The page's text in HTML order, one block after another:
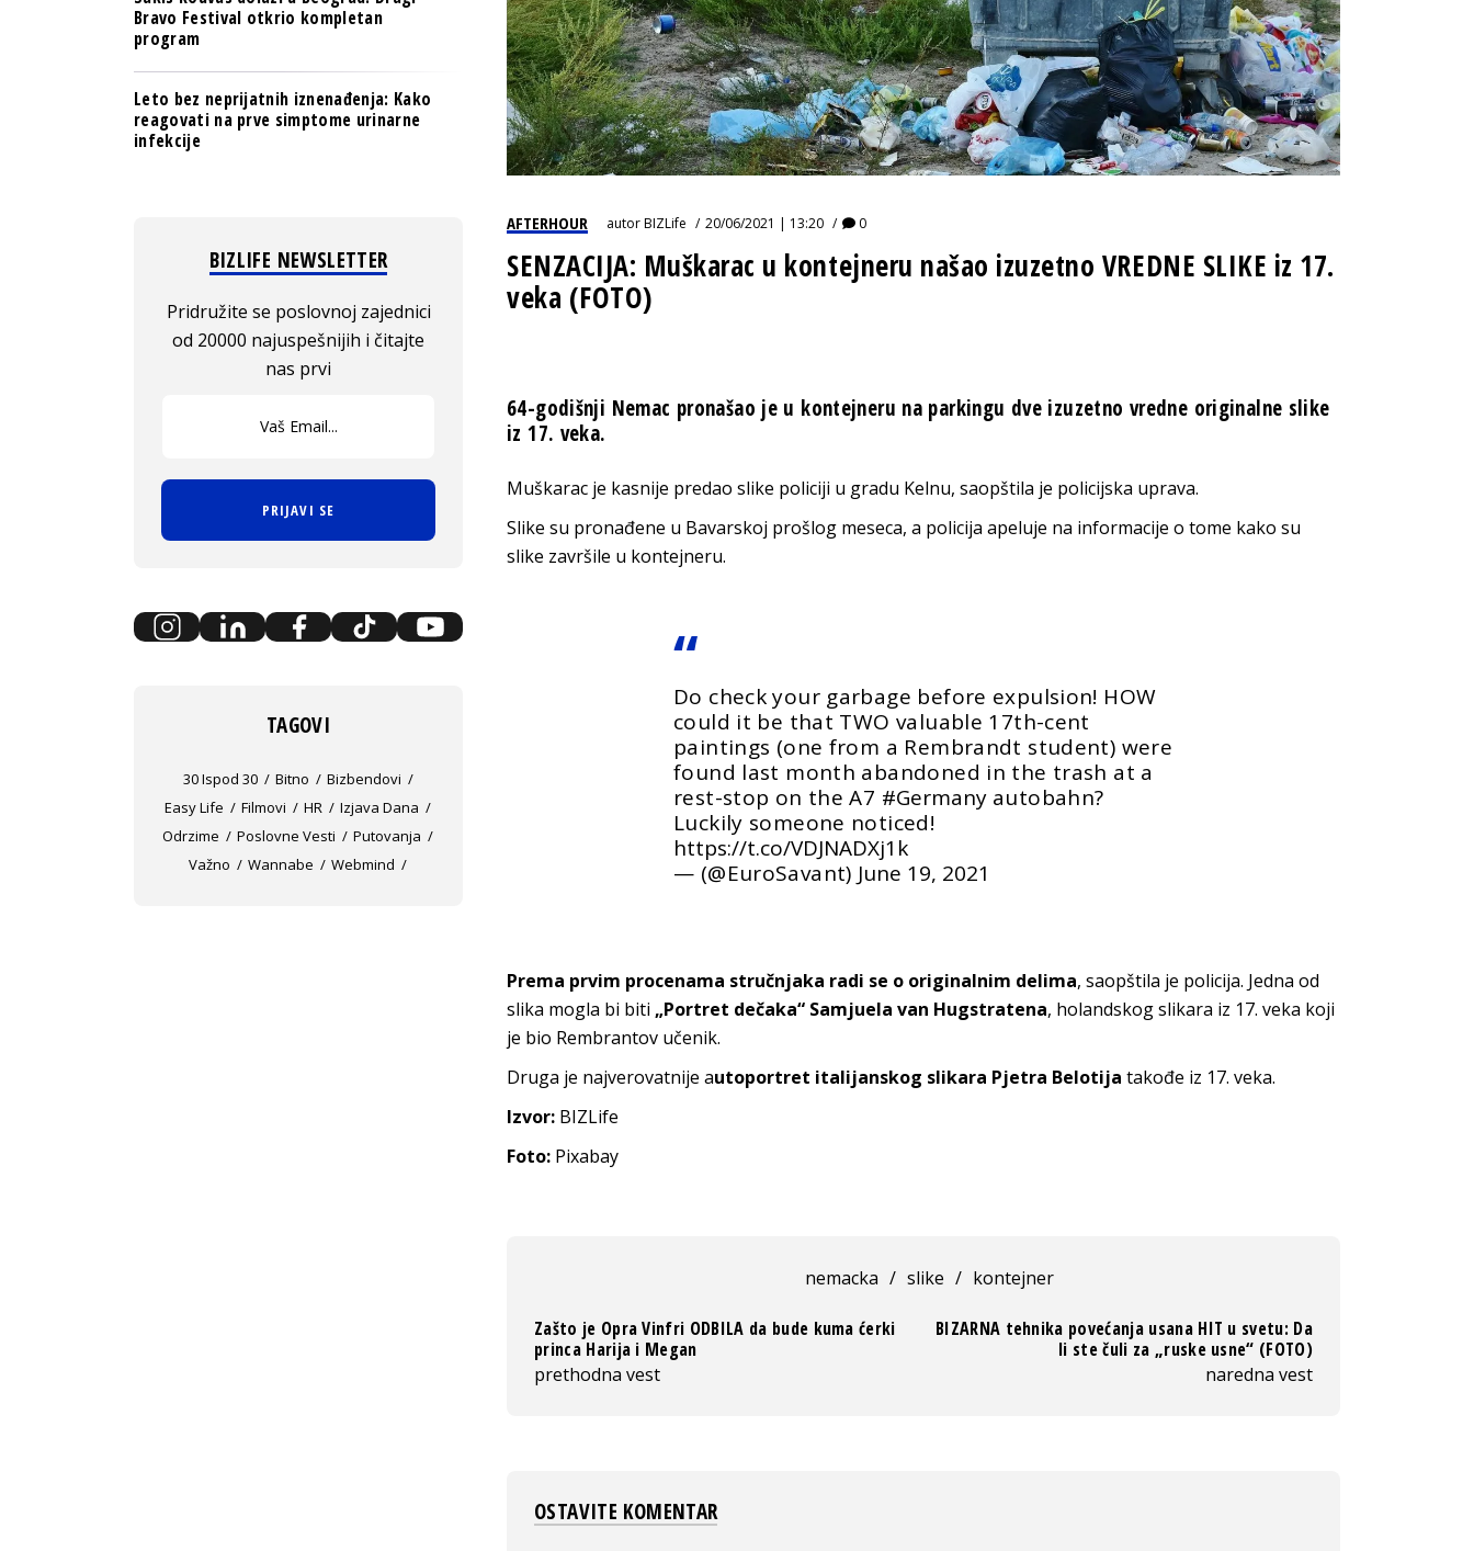
AFTERHOUR autorBIZLife 20/06/2021 | 13:20 0
SENZACIJA: Muškarac u kontejneru našao izuzetno VREDNE SLIKE iz 17.
veka (FOTO)
64-godišnji Nemac pronašao je u kontejneru na parkingu dve izuzetno vredne originalne slike
iz 17. veka.
Muškarac je kasnije predao slike policiji u gradu Kelnu, saopštila je policijska uprava.
Slike su pronađene u Bavarskoj prošlog meseca, a policija apeluje na informacije o tome kako su
slike završile u kontejneru.
Do check your garbage before expulsion! HOW
could it be that TWO valuable 17th-cent
paintings (one from a Rembrandt student) were
found last month abandoned in the trash at a
rest-stop on the A7 #Germanyautobahn?
Luckily someone noticed!
https://t.co/VDJNADXj1k
— (@EuroSavant) June 19, 2021
Prema prvim procenama stručnjaka radi se o originalnim delima, saopštila je policija. Jedna od
slika mogla bi biti „Portret dečaka“ Samjuela van Hugstratena, holandskog slikara iz 17. veka koji
je bio Rembrantov učenik.
Druga je najverovatnije autoportret italijanskog slikara Pjetra Belotija takođe iz 17. veka.
Izvor: BIZLife
Foto: Pixabay
nemacka / slike / kontejner
Zašto je Opra Vinfri ODBILA da bude kuma ćerki
princa Harija i Megan
prethodna vest
BIZARNA tehnika povećanja usana HIT u svetu: Da
li ste čuli za „ruske usne“ (FOTO)
naredna vest
OSTAVITE KOMENTAR
Bravo Festival otkrio kompletan
program
Leto bez neprijatnih iznenađenja: Kako
reagovati na prve simptome urinarne
infekcije
BIZLIFE NEWSLETTER
Pridružite se poslovnoj zajednici
od 20000 najuspešnijih i čitajte
nas prvi
PRIJAVI SE
TAGOVI
30 Ispod 30 Bitno
Bizbendovi
Easy Life
Filmovi HR
Izjava Dana
Odrzime
Poslovne Vesti
Putovanja
Važno
Wannabe Webmind